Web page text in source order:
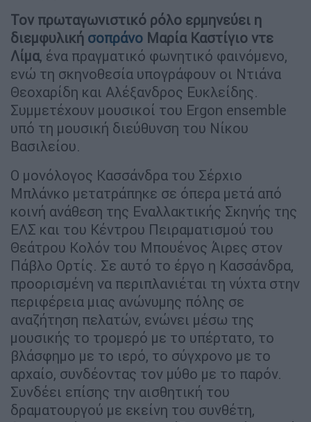
Τον πρωταγωνιστικό ρόλο ερμηνεύει η
διεμφυλική σοπράνο Μαρία Καστίγιο ντε
Λίμα, ένα πραγματικό φωνητικό φαινόμενο,
ενώ τη σκηνοθεσία υπογράφουν οι Ντιάνα
Θεοχαρίδη και Αλέξανδρος Ευκλείδης.
Συμμετέχουν μουσικοί του Ergon ensemble
υπό τη μουσική διεύθυνση του Νίκου
Βασιλείου.
Ο μονόλογος Κασσάνδρα του Σέρχιο
Μπλάνκο μετατράπηκε σε όπερα μετά από
κοινή ανάθεση της Εναλλακτικής Σκηνής της
ΕΛΣ και του Κέντρου Πειραματισμού του
Θεάτρου Κολόν του Μπουένος Άιρες στον
Πάβλο Ορτίς. Σε αυτό το έργο η Κασσάνδρα,
προορισμένη να περιπλανιέται τη νύχτα στην
περιφέρεια μιας ανώνυμης πόλης σε
αναζήτηση πελατών, ενώνει μέσω της
μουσικής το τρομερό με το υπέρτατο, το
βλάσφημο με το ιερό, το σύγχρονο με το
αρχαίο, συνδέοντας τον μύθο με το παρόν.
Συνδέει επίσης την αισθητική του
δραματουργού με εκείνη του συνθέτη,